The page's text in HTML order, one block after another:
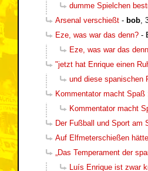
dumme Spielchen
Arsenal verschießt - bob
Eze, was war das denn? -
Eze, was war das
"jetzt hat Enrique einen
und diese spanischen
Kommentator macht Spaß
Kommentator macht
Der Fußball und Sport am
Auf Elfmeterschießen
„Das Temperament der
Luís Enrique ist zwar